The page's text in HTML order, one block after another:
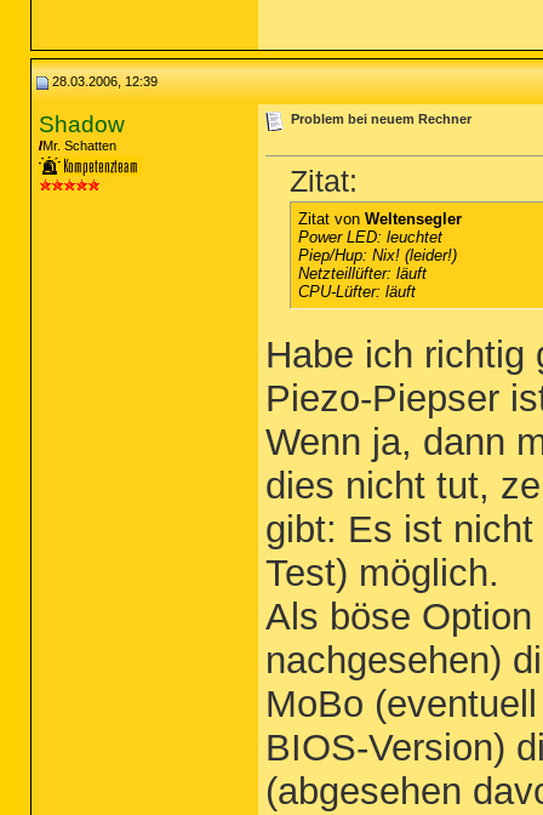
28.03.2006, 12:39
Shadow
Mr. Schatten
Problem bei neuem Rechner
Zitat:
Zitat von Weltensegler
Power LED: leuchtet
Piep/Hup: Nix! (leider!)
Netzteillüfter: läuft
CPU-Lüfter: läuft
Habe ich richtig
Piezo-Piepser
Wenn ja, dann
dies nicht tut,
gibt: Es ist
Test) möglich.
Als böse
nachgesehen)
MoBo
BIOS-Version)
(abgesehen